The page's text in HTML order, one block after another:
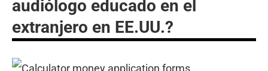
audiólogo educado en el
extranjero en EE.UU.?